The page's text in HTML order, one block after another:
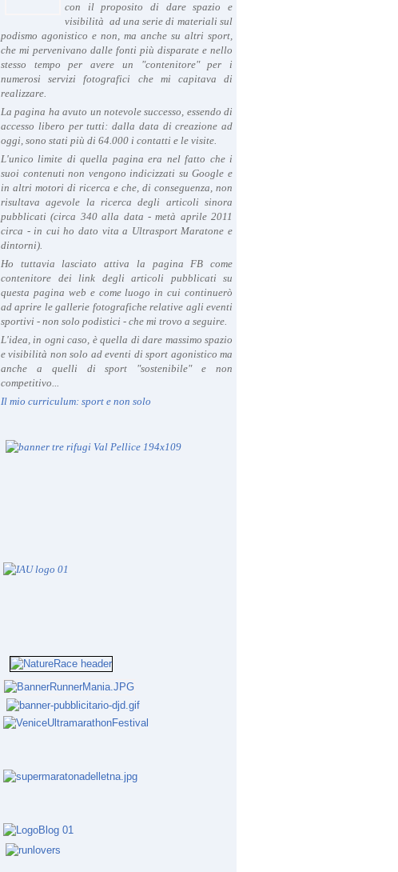
con il proposito di dare spazio e
visibilità ad una serie di materiali sul
podismo agonistico e non, ma anche su altri sport,
che mi pervenivano dalle fonti più disparate e nello
stesso tempo per avere un "contenitore" per i
numerosi servizi fotografici che mi capitava di
realizzare.
La pagina ha avuto un notevole successo, essendo di
accesso libero per tutti: dalla data di creazione ad
oggi, sono stati più di 64.000 i contatti e le visite.
L'unico limite di quella pagina era nel fatto che i
suoi contenuti non vengono indicizzati su Google e
in altri motori di ricerca e che, di conseguenza, non
risultava agevole la ricerca degli articoli sinora
pubblicati (circa 340 alla data - metà aprile 2011
circa - in cui ho dato vita a Ultrasport Maratone e
dintorni).
Ho tuttavia lasciato attiva la pagina FB come
contenitore dei link degli articoli pubblicati su
questa pagina web e come luogo in cui continuerò
ad aprire le gallerie fotografiche relative agli eventi
sportivi - non solo podistici - che mi trovo a seguire.
L'idea, in ogni caso, è quella di dare massimo spazio
e visibilità non solo ad eventi di sport agonistico ma
anche a quelli di sport "sostenibile" e non
competitivo...
Il mio curriculum: sport e non solo